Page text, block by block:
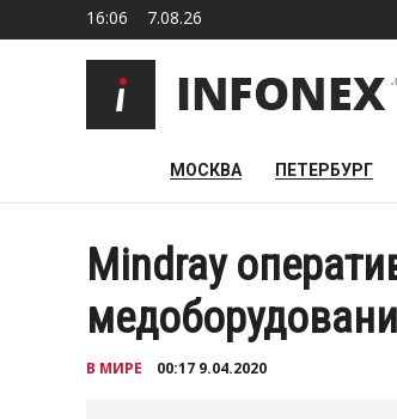
16:06 7.08.26
МОСКВА ПЕТЕРБУРГ
Mindray
В МИРЕ 00:17 9.04.2020